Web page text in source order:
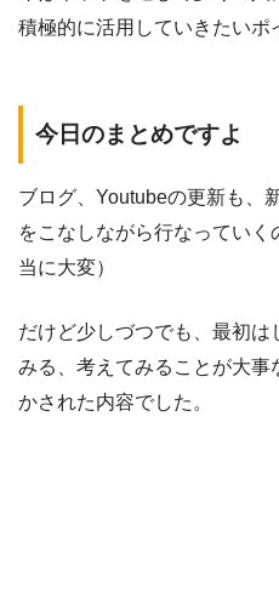
積極的に活用していきたいポ
今日のまとめですよ
ブログ、Youtubeの更新も、
をこなしながら行なってい
当に大変）
だけど少しづつでも、最初
みる、考えてみることが大
かされた内容でした。